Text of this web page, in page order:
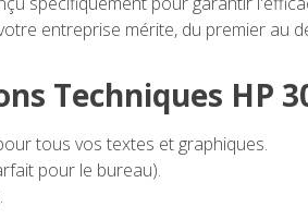
entreprise mérite, du premier au
Techniques HP
tous vos textes et graphiques.
pour le bureau).